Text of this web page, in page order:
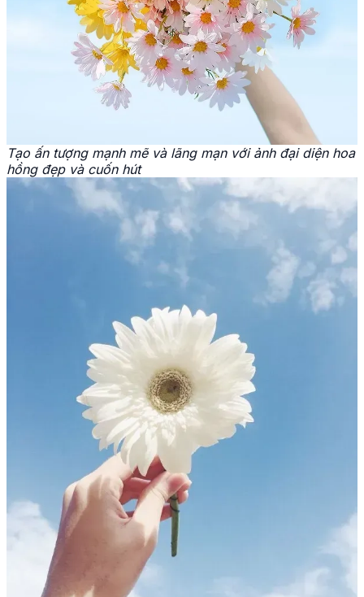
Tạo ấn tượng mạnh mẽ và lãng mạn với ảnh đại diện hoa
hồng đẹp và cuốn hút